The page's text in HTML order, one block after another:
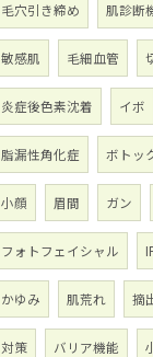
毛穴引き締め 肌診断
敏感肌 毛細血管
炎症後色素沈着 イボ
脂漏性角化症 ボトッ
小顔 眉間 ガン
フォトフェイシャル
かゆみ 肌荒れ 摘
対策 バリア機能